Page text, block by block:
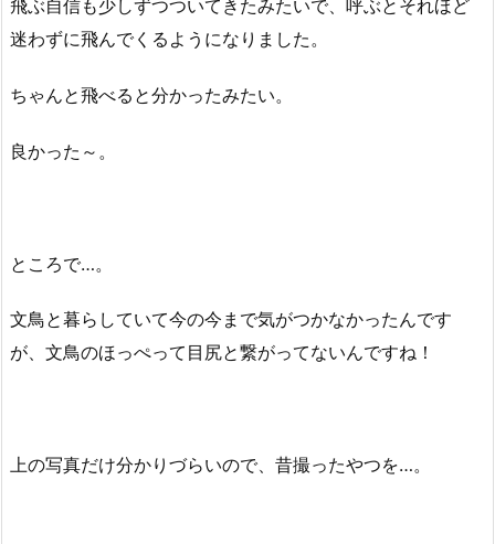
飛ぶ自信も少しずつついてきたみたいで、呼ぶとそれほど
迷わずに飛んでくるようになりました。
ちゃんと飛べると分かったみたい。
良かった～。
ところで…。
文鳥と暮らしていて今の今まで気がつかなかったんです
が、文鳥のほっぺって目尻と繋がってないんですね！
上の写真だけ分かりづらいので、昔撮ったやつを…。